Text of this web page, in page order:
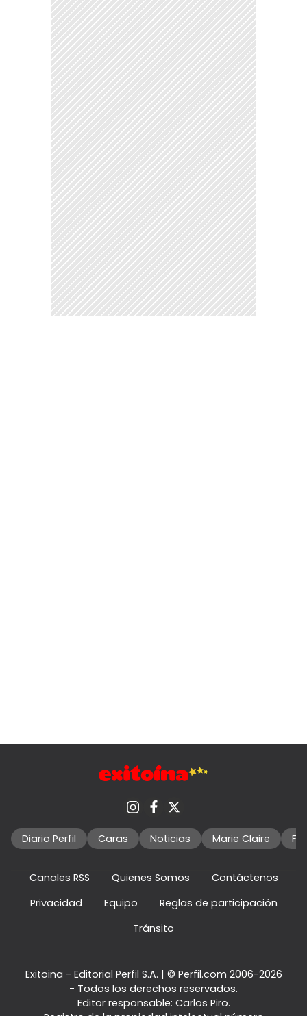
Diario Perfil Caras Noticias Marie Claire
Canales RSS Quienes Somos
Contáctenos
Privacidad
Equipo
Reglas de participación
Tránsito
Exitoina - Editorial Perfil S.A. | © Perfil.com 2006-2026
- Todos los derechos reservados.
Editor responsable: Carlos Piro.